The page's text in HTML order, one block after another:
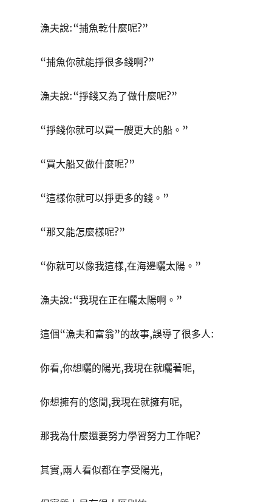
漁夫說:“捕魚乾什麼呢?”
“捕魚你就能掙很多錢啊?”
漁夫說:“掙錢又為了做什麼呢?”
“掙錢你就可以買一艘更大的船。”
“買大船又做什麼呢?”
“這樣你就可以掙更多的錢。”
“那又能怎麼樣呢?”
“你就可以像我這樣,在海邊曬太陽。”
漁夫說:“我現在正在曬太陽啊。”
這個“漁夫和富翁”的故事,誤導了很多人:
你看,你想曬的陽光,我現在就曬著呢,
你想擁有的悠閒,我現在就擁有呢,
那我為什麼還要努力學習努力工作呢?
其實,兩人看似都在享受陽光,